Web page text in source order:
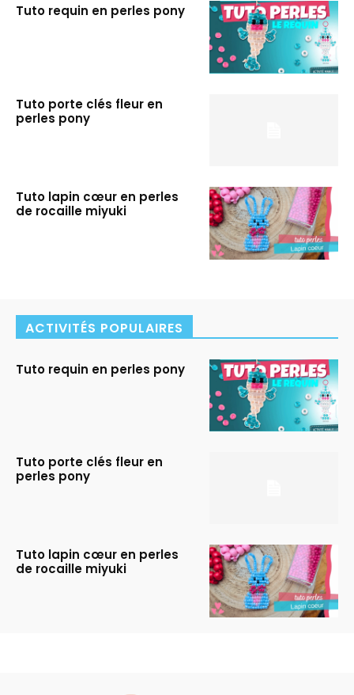
Tuto requin en perles pony
Tuto porte clés fleur en
perles pony
Tuto lapin cœur en perles
de rocaille miyuki
ACTIVITÉS POPULAIRES
Tuto requin en perles pony
Tuto porte clés fleur en
perles pony
Tuto lapin cœur en perles
de rocaille miyuki